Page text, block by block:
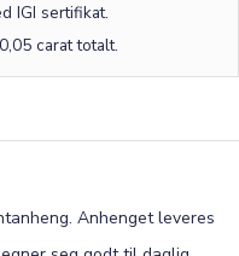
IGI sertifikat.
carat totalt.
Anhenget leveres